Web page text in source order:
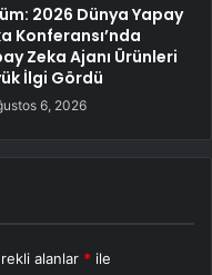
2026 Dünya Yapay
Konferansı’nda
Zeka Ajanı Ürünleri
İlgi Gördü
6, 2026
alanlar * ile